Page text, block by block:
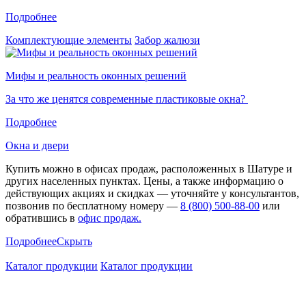
Подробнее
Комплектующие элементы Забор жалюзи
Мифы и реальность оконных решений
За что же ценятся современные пластиковые окна?
Подробнее
Окна и двери
Купить можно в офисах продаж, расположенных в Шатуре и
других населенных пунктах. Цены, а также информацию о
действующих акциях и скидках — уточняйте у консультантов,
позвонив по бесплатному номеру — 8 (800) 500-88-00 или
обратившись в офис продаж.
ПодробнееСкрыть
Каталог продукции Каталог продукции